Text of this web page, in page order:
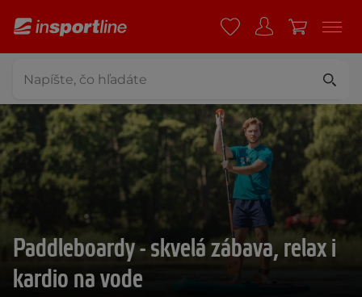
Paddleboardy - skvelá zábava, relax i
kardio na vode